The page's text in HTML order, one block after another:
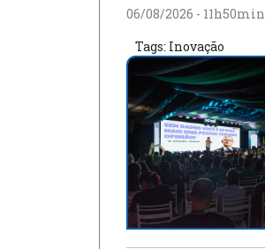
06/08/2026 - 11h50min
Tags: Inovação